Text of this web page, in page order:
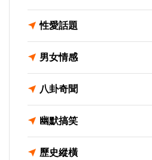
性愛話題
男女情感
八卦奇聞
幽默搞笑
歷史縱橫